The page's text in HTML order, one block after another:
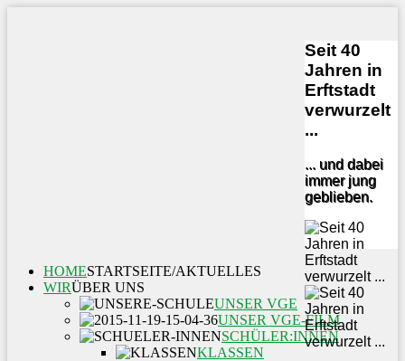
Seit 40
Jahren in
Erftstadt
verwurzelt
...
... und dabei
immer jung
geblieben.
HOMESTARTSEITE/AKTUELLES
WIRÜBER UNS
UNSER VGE
UNSER VGE-FILM
SCHÜLER:INNEN
KLASSEN